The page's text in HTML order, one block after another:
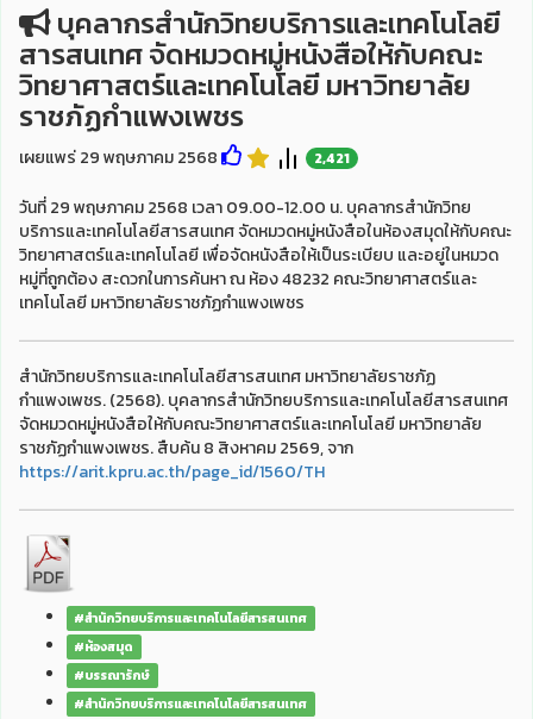
บุคลากรสำนักวิทยบริการและเทคโนโลยี
สารสนเทศ จัดหมวดหมู่หนังสือให้กับคณะ
วิทยาศาสตร์และเทคโนโลยี มหาวิทยาลัย
ราชภัฏกำแพงเพชร
เผยแพร่ 29 พฤษภาคม 2568 2,421
วันที่ 29 พฤษภาคม 2568 เวลา 09.00-12.00 น. บุคลากรสำนักวิทย
บริการและเทคโนโลยีสารสนเทศ จัดหมวดหมู่หนังสือในห้องสมุดให้กับคณะ
วิทยาศาสตร์และเทคโนโลยี เพื่อจัดหนังสือให้เป็นระเบียบ และอยู่ในหมวด
หมู่ที่ถูกต้อง สะดวกในการค้นหา ณ ห้อง 48232 คณะวิทยาศาสตร์และ
เทคโนโลยี มหาวิทยาลัยราชภัฏกำแพงเพชร
สำนักวิทยบริการและเทคโนโลยีสารสนเทศ มหาวิทยาลัยราชภัฏ
กำแพงเพชร. (2568). บุคลากรสำนักวิทยบริการและเทคโนโลยีสารสนเทศ
จัดหมวดหมู่หนังสือให้กับคณะวิทยาศาสตร์และเทคโนโลยี มหาวิทยาลัย
ราชภัฏกำแพงเพชร. สืบค้น 8 สิงหาคม 2569, จาก
https://arit.kpru.ac.th/page_id/1560/TH
#สำนักวิทยบริการและเทคโนโลยีสารสนเทศ
#ห้องสมุด
#บรรณารักษ์
#สำนักวิทยบริการและเทคโนโลยีสารสนเทศ